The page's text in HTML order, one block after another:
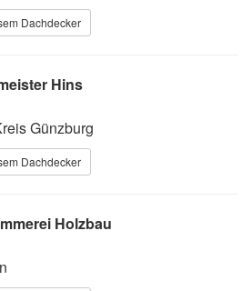
Dachdecker
Hins
Günzburg
Dachdecker
Holzbau